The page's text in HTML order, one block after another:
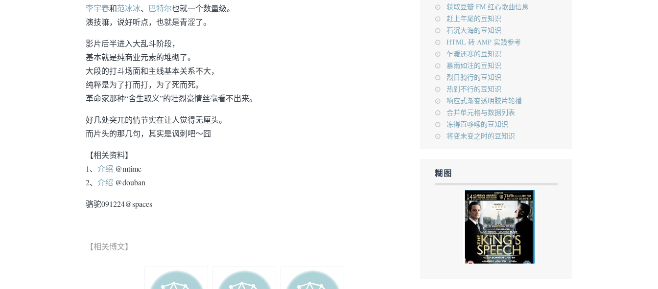
李宇春和范冰冰、 巴特尔也就一个数量级。
演技嘛，说好听点，也就是青涩了。
影片后半进入大乱斗阶段，
基本就是纯商业元素的堆砌了。
大段的打斗场面和主线基本关系不大，
纯粹是为了打而打，为了死而死。
革命家那种“舍生取义”的壮烈豪情丝毫看不出来。
好几处突兀的情节实在让人觉得无厘头。
而片头的那几句，其实是讽刺吧～囧
【相关资料】
1、 介绍 @mtime
2、 介绍 @douban
骆驼091224@spaces
【相关博文】
获取豆瓣 FM 红心歌曲信息
赶上年尾的豆知识
石沉大海的豆知识
HTML 转 AMP 实践参考
乍暖还寒的豆知识
暴雨如注的豆知识
烈日骑行的豆知识
热到不行的豆知识
响应式渐变透明胶片轮播
合并单元格与数据列表
冻得直哆嗦的豆知识
将变未变之时的豆知识
糊图